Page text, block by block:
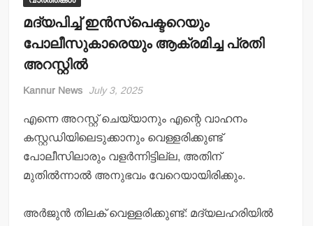
മദ്യപിച്ച് ഇന്‍സ്പെക്ടറെയും
പോലീസുകാരെയും ആക്രമിച്ച പ്രതി
അറസ്റ്റില്‍
Kannur News July 3, 2025
എന്നെ അറസ്റ്റ് ചെയ്യാനും എന്റെ വാഹനം
കസ്റ്റഡിയിലെടുക്കാനും വെള്ളരിക്കുണ്ട്
പോലീസിലാരും വളര്‍ന്നിട്ടില്ല, അതിന്
മുതില്‍ന്നാല്‍ അനുഭവം വേറെയായിരിക്കും.
അര്‍ജുന്‍ തിലക് വെള്ളരിക്കുണ്ട്: മദ്യലഹരിയില്‍